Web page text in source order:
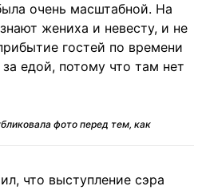
очень масштабной. На
жениха и невесту, и не
гостей по времени
едой, потому что там нет
фото перед тем, как
что выступление сэра